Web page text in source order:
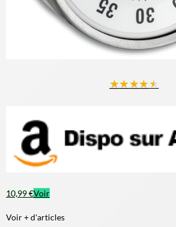
★★★★★
10,99 €Voir
Voir + d'articles